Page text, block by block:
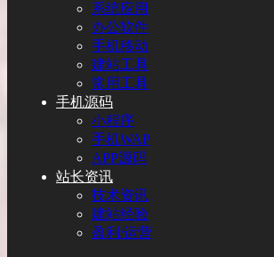
系统应用
办公软件
手机移动
建站工具
常用工具
手机源码
小程序
手机WAP
APP源码
站长资讯
技术资讯
建站经验
盈利/运营